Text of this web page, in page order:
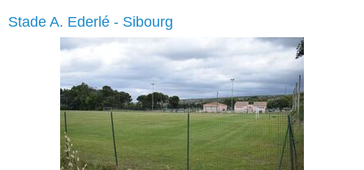
Stade A. Ederlé - Sibourg